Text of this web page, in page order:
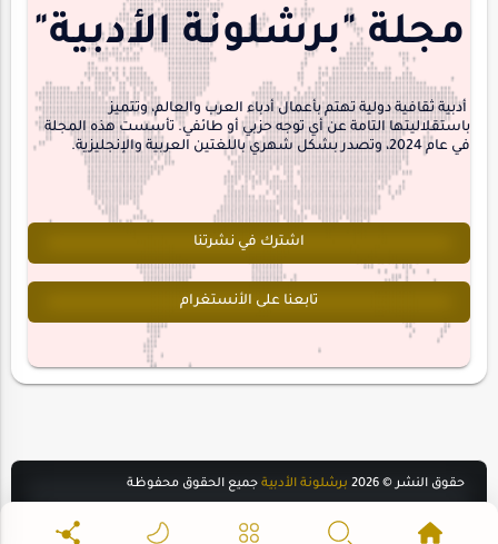
هايكو
interview
مجلة "برشلونة الأدبية"
أدبية ثقافية دولية تهتم بأعمال أدباء العرب والعالم، وتتميز
باستقلاليتها التامة عن أي توجه حزبي أو طائفي. تأسست هذه المجلة
في عام 2024، وتصدر بشكل شهري باللغتين العربية والإنجليزية.
اشترك في نشرتنا
تابعنا على الأنستغرام
حقوق النشر © 2026 برشلونة الأدبية جميع الحقوق محفوظة